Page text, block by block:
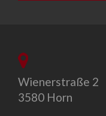
Wienerstraße 2
3580 Horn